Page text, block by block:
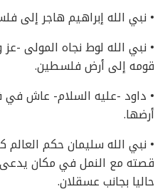
• نبي الله إبراهيم هاجر إلى
• نبي الله لوط نجاه المولى -
قومه إلى أرض فلسطين.
• داود -عليه السلام- عاش
أرضها.
• نبي الله سليمان حكم
قصته مع النمل في مكان
حاليا بجانب عسقلان.